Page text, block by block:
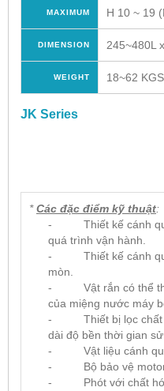
MAXIMUM H 10 ~ 19
DIMENSION 245~480L
WEIGHT 18~62 KGS
JK Series
*Các đặc điểm kỹ thuật:
- Thiết kế cánh
quá trình vận hành.
- Thiết kế cánh quạt
mòn.
- Vật rắn có thể
của miệng nước máy
- Thiết bị lọc chất
dài độ bền thời gian sử
- Vật liệu cánh quạt
- Bộ bảo vệ motor
- Phót với chất hóa